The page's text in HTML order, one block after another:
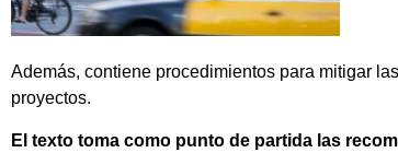
Además, contiene procedimientos para mitigar
proyectos.
El texto toma como punto de partida las